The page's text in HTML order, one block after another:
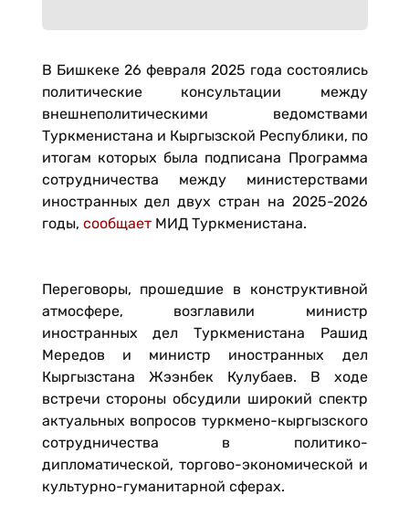
В Бишкеке 26 февраля 2025 года состоялись
политические консультации между
внешнеполитическими ведомствами
Туркменистана и Кыргызской Республики, по
итогам которых была подписана Программа
сотрудничества между министерствами
иностранных дел двух стран на 2025-2026
годы, сообщаетМИД Туркменистана.
Переговоры, прошедшие в конструктивной
атмосфере, возглавили министр
иностранных дел Туркменистана Рашид
Мередов и министр иностранных дел
Кыргызстана Жээнбек Кулубаев. В ходе
встречи стороны обсудили широкий спектр
актуальных вопросов туркмено-кыргызского
сотрудничества в политико-
дипломатической, торгово-экономической и
культурно-гуманитарной сферах.